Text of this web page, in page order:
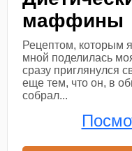
маффины
Рецептом, которым
мной поделилась
сразу приглянулся
еще тем, что он, в
собрал...